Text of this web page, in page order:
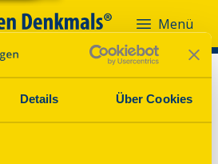
Details Über Cookies
Menü